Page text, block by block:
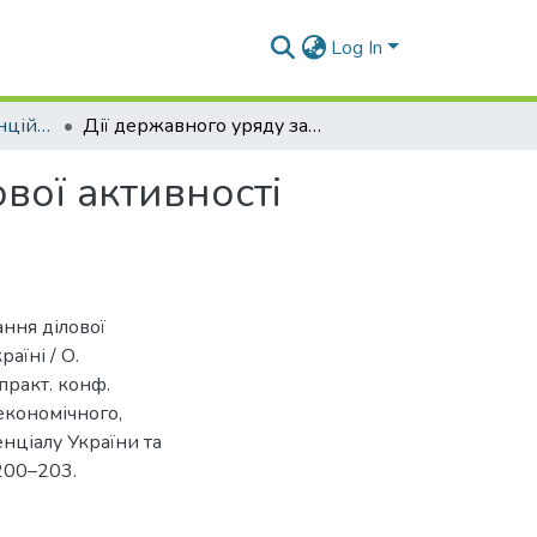
Log In
Матеріали конференцій (ІЦЕ) Дії державного уряду задля врегулювання ділової активності підприємців в умовах воєнного стану в Україні
активності
ділової
/ О.
конф.
України та